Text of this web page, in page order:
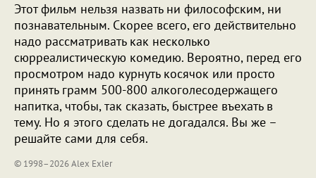
Этот фильм нельзя назвать ни философским, ни
познавательным. Скорее всего, его действительно
надо рассматривать как несколько
сюрреалистическую комедию. Вероятно, перед его
просмотром надо курнуть косячок или просто
принять грамм 500-800 алкоголесодержащего
напитка, чтобы, так сказать, быстрее въехать в
тему. Но я этого сделать не догадался. Вы же –
решайте сами для себя.
© 1998–2026 Alex Exler